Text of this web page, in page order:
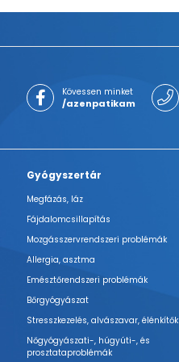
Kövessen minket
/azenpatikam
Gyógyszertár
Megfázás, láz
Fájdalomcsillapítás
Mozgásszervrendszeri problémák
Allergia, asztma
Emésztőrendszeri problémák
Bőrgyógyászat
Stresszkezelés, alvászavar, élénkítők
Nőgyógyászati-, húgyúti-, és
prosztataproblémák